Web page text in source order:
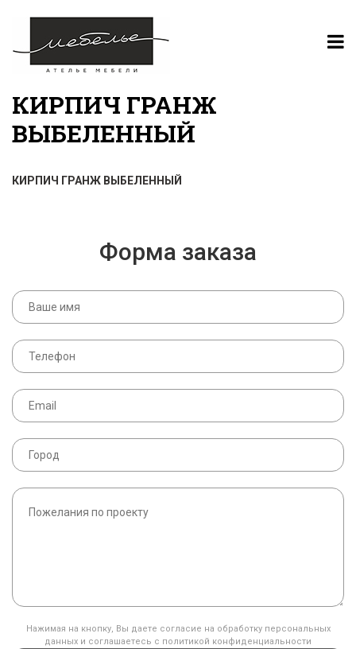
КИРПИЧ ГРАНЖ
ВЫБЕЛЕННЫЙ
КИРПИЧ ГРАНЖ ВЫБЕЛЕННЫЙ
Форма заказа
Нажимая на кнопку, Вы даете согласие на обработку персональных
данных и соглашаетесь с политикой конфиденциальности